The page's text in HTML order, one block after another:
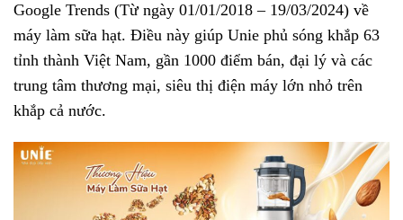
Google Trends (Từ ngày 01/01/2018 – 19/03/2024) về
máy làm sữa hạt. Điều này giúp Unie phủ sóng khắp 63
tỉnh thành Việt Nam, gần 1000 điểm bán, đại lý và các
trung tâm thương mại, siêu thị điện máy lớn nhỏ trên
khắp cả nước.